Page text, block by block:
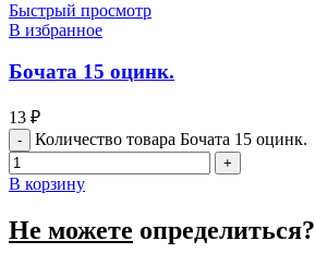
Быстрый просмотр
В избранное
Бочата 15 оцинк.
13 ₽
Количество товара Бочата 15 оцинк.
В корзину
Не можете определиться?